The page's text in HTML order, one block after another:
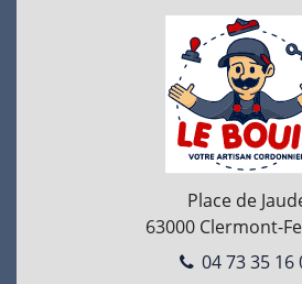
Place de
63000 Clermont-
04 73 35 16